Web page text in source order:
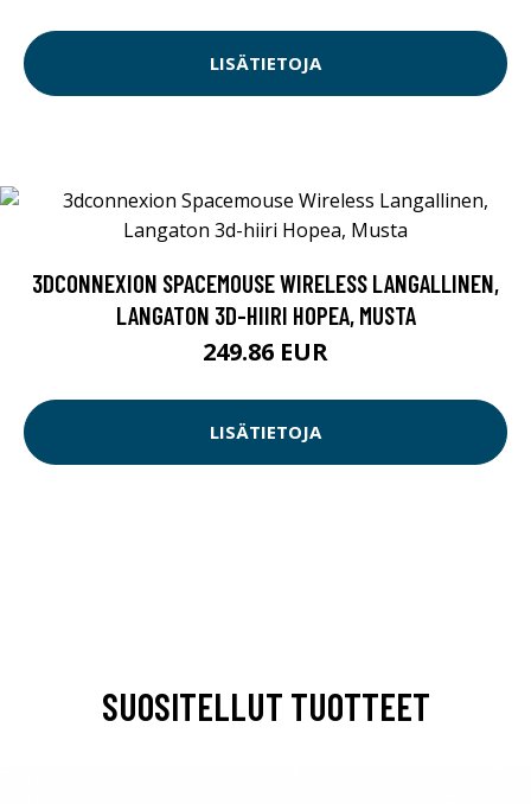
LISÄTIETOJA
3DCONNEXION SPACEMOUSE WIRELESS LANGALLINEN,
LANGATON 3D-HIIRI HOPEA, MUSTA
249.86 EUR
LISÄTIETOJA
SUOSITELLUT TUOTTEET